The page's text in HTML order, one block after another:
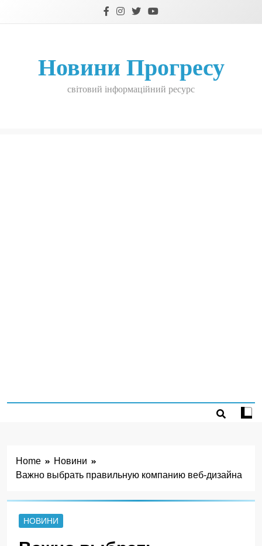
Новини Прогресу
світовий інформаційний ресурс
Home
Новини
Важно выбрать правильную компанию веб-дизайна
НОВИНИ